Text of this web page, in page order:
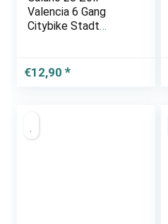
Valencia 6 Gang
Citybike Stadt
€12,90